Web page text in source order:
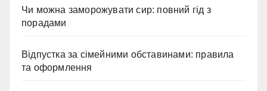
Чи можна заморожувати сир: повний гід з
порадами
Відпустка за сімейними обставинами: правила
та оформлення